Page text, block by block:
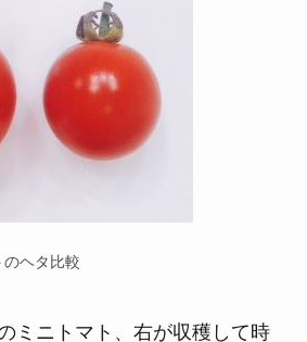
のヘタ比較
ミニトマト、右が収穫して時